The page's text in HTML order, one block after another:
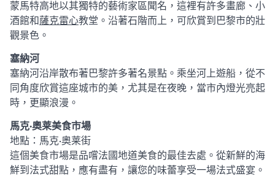
蒙馬特高地以其獨特的藝術家區聞名，這裡有許多畫廊、小
酒館和 薩克雷心教堂。沿著石階而上，可欣賞到巴黎市的壯
觀景色。
塞納河
塞納河沿岸散布著巴黎許多著名景點。乘坐河上遊船，從不
同角度欣賞這座城市的美，尤其是在夜晚，當市內燈光亮起
時，更顯浪漫。
馬克·奧莱美食市場
地點：馬克·奧莱街
這個美食市場是品嚐法國地道美食的最佳去處。從新鮮的海
鮮到法式甜點，應有盡有，讓您的味蕾享受一場法式盛宴。